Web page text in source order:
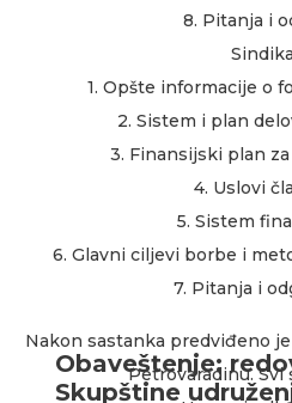
Obaveštenje:
Skupštine
8. Pitanja i
1. Opšte informacije o
2. Sistem i plan
3. Finansijski plan
4. Uslovi
5. Sistem
6. Glavni ciljevi borbe i
7. Pitanja i
Nakon sastanka predviđeno
Petrovaradinu. Svi